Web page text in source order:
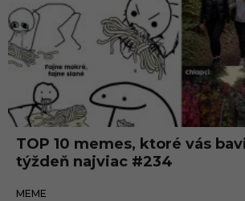
TOP 10 memes, ktoré vás
týždeň najviac #234
MEME